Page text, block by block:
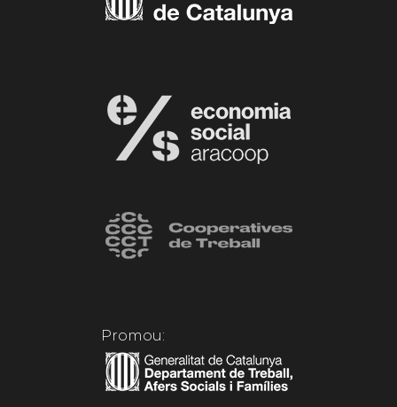
Promou: